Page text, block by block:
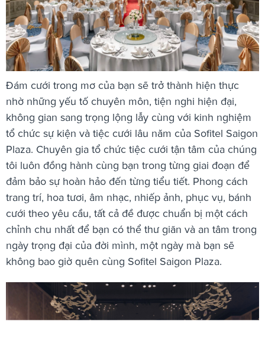
Đám cưới trong mơ của bạn sẽ trở thành hiện thực
nhờ những yếu tố chuyên môn, tiện nghi hiện đại,
không gian sang trọng lộng lẫy cùng với kinh nghiệm
tổ chức sự kiện và tiệc cưới lâu năm của Sofitel Saigon
Plaza. Chuyên gia tổ chức tiệc cưới tận tâm của chúng
tôi luôn đồng hành cùng bạn trong từng giai đoạn để
đảm bảo sự hoàn hảo đến từng tiểu tiết. Phong cách
trang trí, hoa tươi, âm nhạc, nhiếp ảnh, phục vụ, bánh
cưới theo yêu cầu, tất cả đề được chuẩn bị một cách
chỉnh chu nhất để bạn có thể thư giãn và an tâm trong
ngày trọng đại của đời mình, một ngày mà bạn sẽ
không bao giờ quên cùng Sofitel Saigon Plaza.